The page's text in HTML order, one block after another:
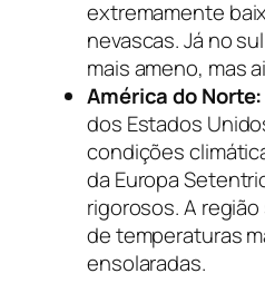
extremamente
nevascas. Já no
mais ameno, mas
América do Norte:
dos Estados
condições
da Europa
rigorosos. A
de temperaturas
ensolaradas.